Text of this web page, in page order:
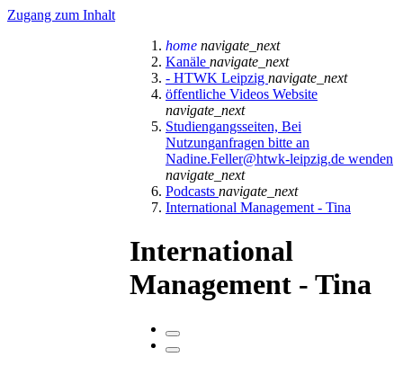
Zugang zum Inhalt
home navigate_next
Kanäle navigate_next
- HTWK Leipzig navigate_next
öffentliche Videos Website
navigate_next
Studiengangsseiten, Bei
Nutzunganfragen bitte an
Nadine.Feller@htwk-leipzig.de wenden
navigate_next
Podcasts navigate_next
International Management - Tina
International
Management - Tina